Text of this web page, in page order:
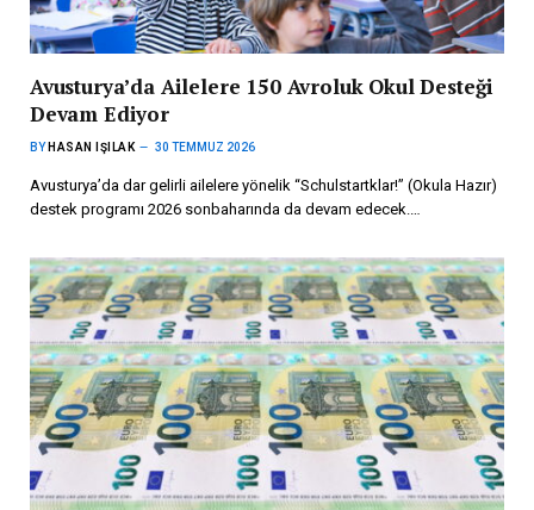
Avusturya’da Ailelere 150 Avroluk Okul Desteği
Devam Ediyor
BY HASAN IŞILAK 30 TEMMUZ 2026
Avusturya’da dar gelirli ailelere yönelik “Schulstartklar!” (Okula Hazır)
destek programı 2026 sonbaharında da devam edecek.…